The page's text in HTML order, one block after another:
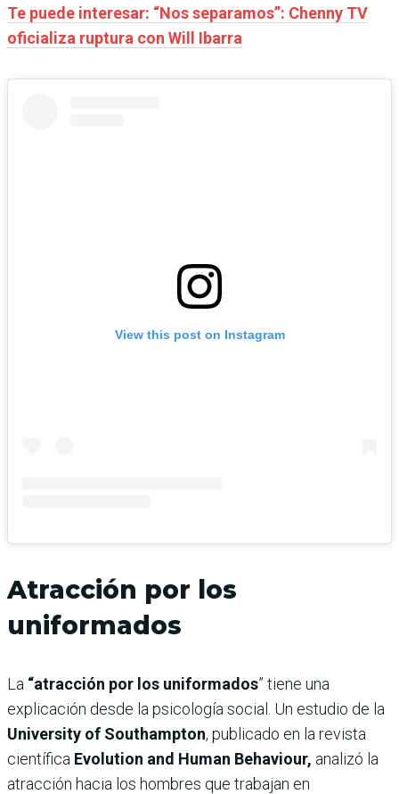
Te puede interesar: “Nos separamos”: Chenny TV
oficializa ruptura con Will Ibarra
View this post on Instagram
Atracción por los
uniformados
La “atracción por los uniformados” tiene una
explicación desde la psicología social. Un estudio de la
University of Southampton, publicado en la revista
científica Evolution and Human Behaviour, analizó la
atracción hacia los hombres que trabajan en